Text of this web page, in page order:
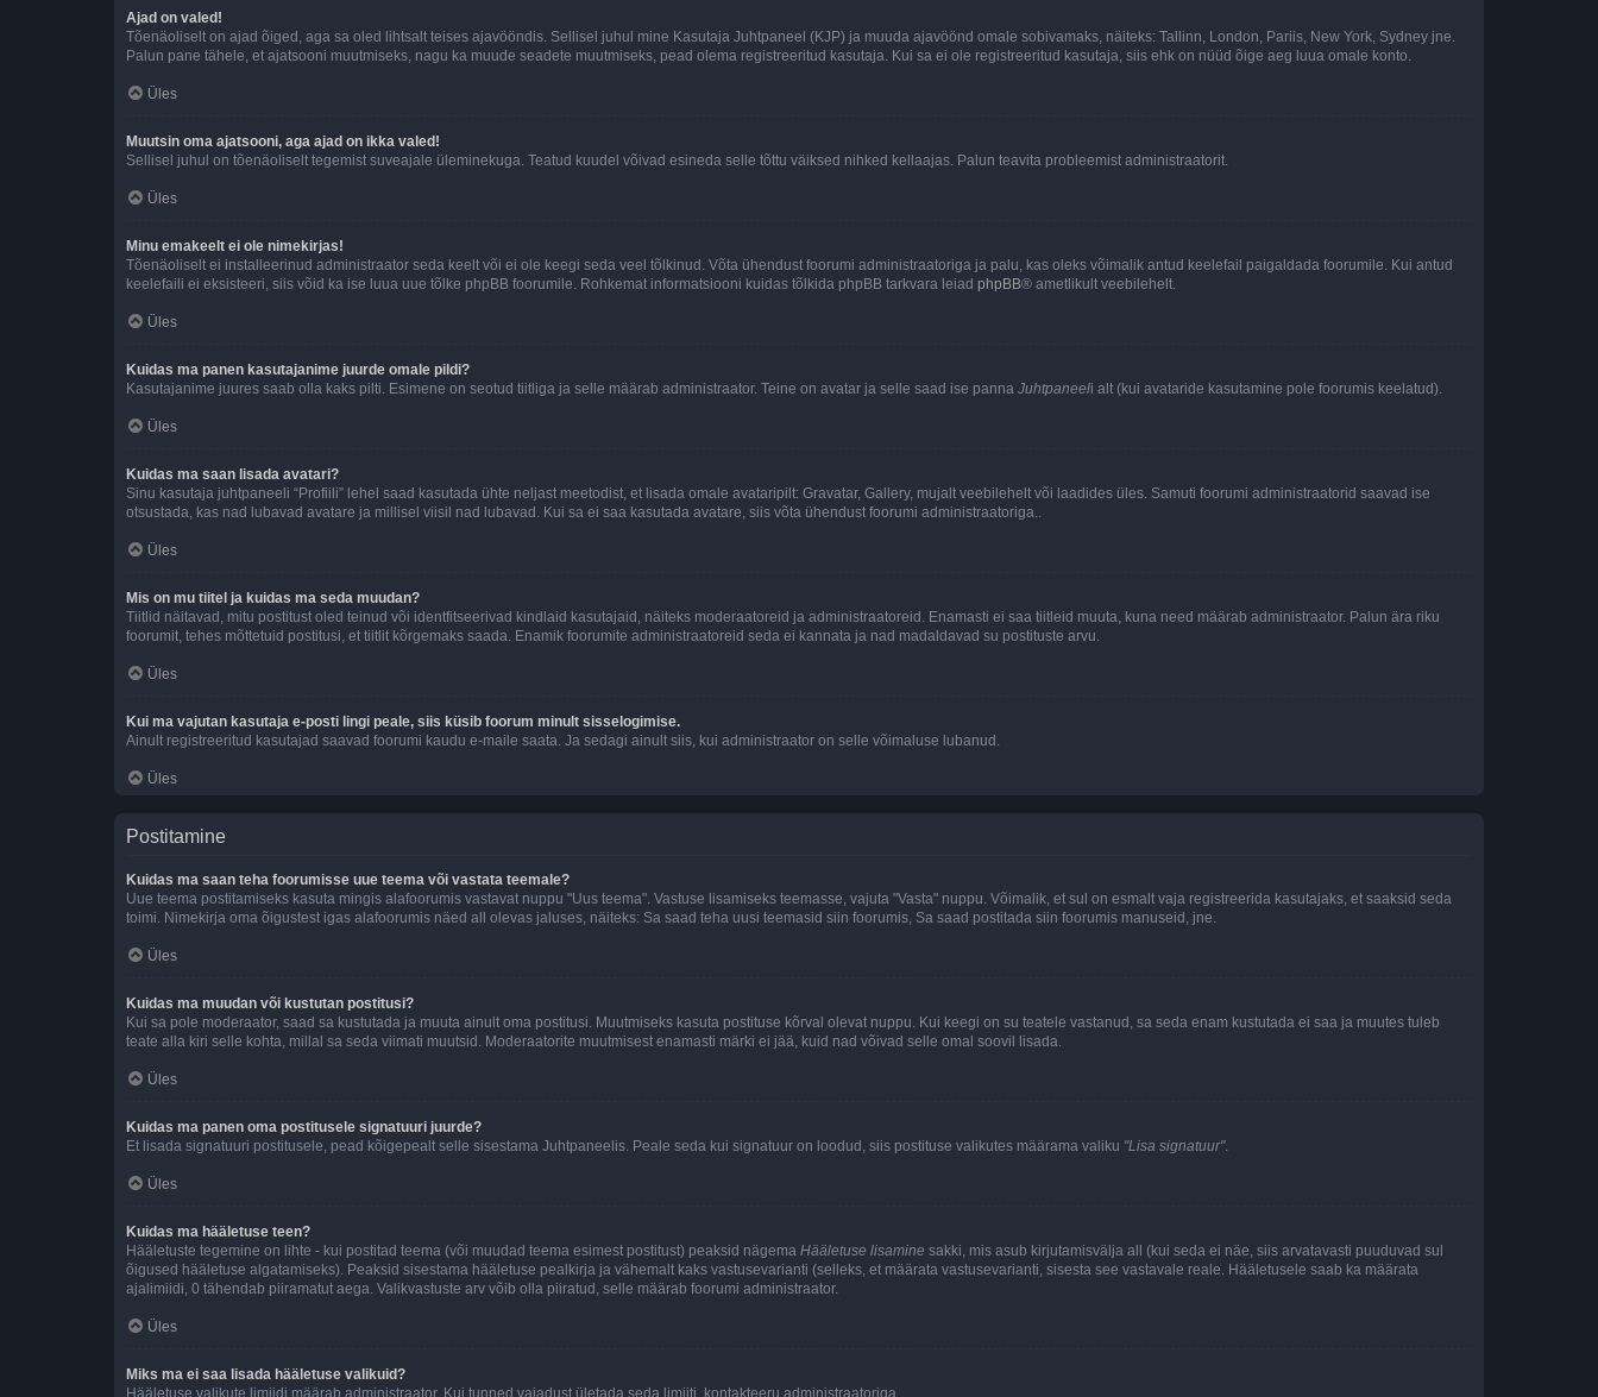
Ajad on valed!
Tõenäoliselt on ajad õiged, aga sa oled lihtsalt teises ajavööndis. Sellisel juhul mine Kasutaja Juhtpaneel (KJP) ja muuda ajavöönd omale sobivamaks, näiteks: Tallinn, London, Pariis, New York, Sydney jne.
Palun pane tähele, et ajatsooni muutmiseks, nagu ka muude seadete muutmiseks, pead olema registreeritud kasutaja. Kui sa ei ole registreeritud kasutaja, siis ehk on nüüd õige aeg luua omale konto.
Üles
Muutsin oma ajatsooni, aga ajad on ikka valed!
Sellisel juhul on tõenäoliselt tegemist suveajale üleminekuga. Teatud kuudel võivad esineda selle tõttu väiksed nihked kellaajas. Palun teavita probleemist administraatorit.
Üles
Minu emakeelt ei ole nimekirjas!
Tõenäoliselt ei installeerinud administraator seda keelt või ei ole keegi seda veel tõlkinud. Võta ühendust foorumi administraatoriga ja palu, kas oleks võimalik antud keelefail paigaldada foorumile. Kui antud
keelefaili ei eksisteeri, siis võid ka ise luua uue tõlke phpBB foorumile. Rohkemat informatsiooni kuidas tõlkida phpBB tarkvara leiad phpBB® ametlikult veebilehelt.
Üles
Kuidas ma panen kasutajanime juurde omale pildi?
Kasutajanime juures saab olla kaks pilti. Esimene on seotud tiitliga ja selle määrab administraator. Teine on avatar ja selle saad ise panna Juhtpaneeli alt (kui avataride kasutamine pole foorumis keelatud).
Üles
Kuidas ma saan lisada avatari?
Sinu kasutaja juhtpaneeli “Profiili” lehel saad kasutada ühte neljast meetodist, et lisada omale avataripilt: Gravatar, Gallery, mujalt veebilehelt või laadides üles. Samuti foorumi administraatorid saavad ise
otsustada, kas nad lubavad avatare ja millisel viisil nad lubavad. Kui sa ei saa kasutada avatare, siis võta ühendust foorumi administraatoriga..
Üles
Mis on mu tiitel ja kuidas ma seda muudan?
Tiitlid näitavad, mitu postitust oled teinud või identfitseerivad kindlaid kasutajaid, näiteks moderaatoreid ja administraatoreid. Enamasti ei saa tiitleid muuta, kuna need määrab administraator. Palun ära riku
foorumit, tehes mõttetuid postitusi, et tiitlit kõrgemaks saada. Enamik foorumite administraatoreid seda ei kannata ja nad madaldavad su postituste arvu.
Üles
Kui ma vajutan kasutaja e-posti lingi peale, siis küsib foorum minult sisselogimise.
Ainult registreeritud kasutajad saavad foorumi kaudu e-maile saata. Ja sedagi ainult siis, kui administraator on selle võimaluse lubanud.
Üles
Postitamine
Kuidas ma saan teha foorumisse uue teema või vastata teemale?
Uue teema postitamiseks kasuta mingis alafoorumis vastavat nuppu "Uus teema". Vastuse lisamiseks teemasse, vajuta "Vasta" nuppu. Võimalik, et sul on esmalt vaja registreerida kasutajaks, et saaksid seda
toimi. Nimekirja oma õigustest igas alafoorumis näed all olevas jaluses, näiteks: Sa saad teha uusi teemasid siin foorumis, Sa saad postitada siin foorumis manuseid, jne.
Üles
Kuidas ma muudan või kustutan postitusi?
Kui sa pole moderaator, saad sa kustutada ja muuta ainult oma postitusi. Muutmiseks kasuta postituse kõrval olevat nuppu. Kui keegi on su teatele vastanud, sa seda enam kustutada ei saa ja muutes tuleb
teate alla kiri selle kohta, millal sa seda viimati muutsid. Moderaatorite muutmisest enamasti märki ei jää, kuid nad võivad selle omal soovil lisada.
Üles
Kuidas ma panen oma postitusele signatuuri juurde?
Et lisada signatuuri postitusele, pead kõigepealt selle sisestama Juhtpaneelis. Peale seda kui signatuur on loodud, siis postituse valikutes määrama valiku "Lisa signatuur".
Üles
Kuidas ma hääletuse teen?
Hääletuste tegemine on lihte - kui postitad teema (või muudad teema esimest postitust) peaksid nägema Hääletuse lisamine sakki, mis asub kirjutamisvälja all (kui seda ei näe, siis arvatavasti puuduvad sul
õigused hääletuse algatamiseks). Peaksid sisestama hääletuse pealkirja ja vähemalt kaks vastusevarianti (selleks, et määrata vastusevarianti, sisesta see vastavale reale. Hääletusele saab ka määrata
ajalimiidi, 0 tähendab piiramatut aega. Valikvastuste arv võib olla piiratud, selle määrab foorumi administraator.
Üles
Miks ma ei saa lisada hääletuse valikuid?
Hääletuse valikute limiidi määrab administraator. Kui tunned vajadust ületada seda limiiti, kontakteeru administraatoriga.